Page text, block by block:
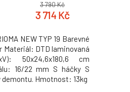
3 790 Kč
3 714 Kč
NEW TYP 19 Barevné
Materiál: DTD laminovaná
50x24,6x180,6 cm
16/22 mm S háčky S
demontu. Hmotnost: 13kg